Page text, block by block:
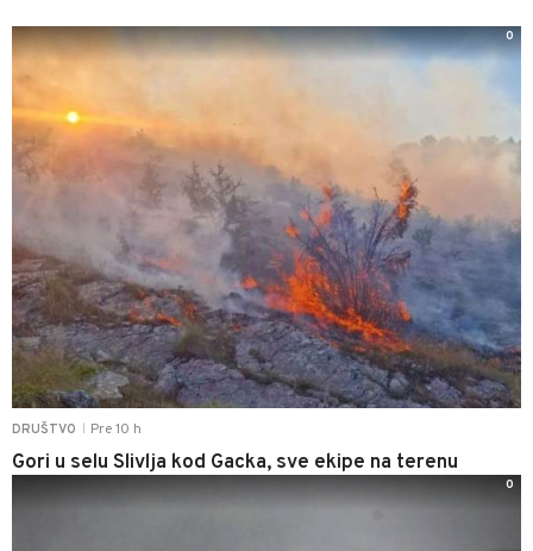
DRUŠTVO Pre 10 h
Gori u selu Slivlja kod Gacka, sve ekipe na terenu
0
0